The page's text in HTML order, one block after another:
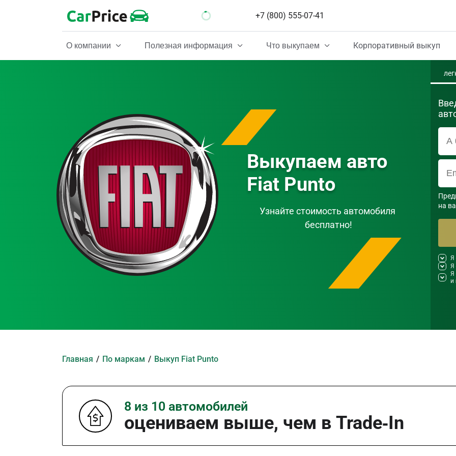
+7 (800) 555-07-41
О компании Полезная информация Что выкупаем Корпоративный выкуп
Выкупаем авто
Fiat Punto
Узнайте стоимость автомобиля
бесплатно!
на
Я
Я
Я
и
Главная По маркам Выкуп Fiat Punto
8 из 10 автомобилей
оцениваем выше, чем в Trade‑In